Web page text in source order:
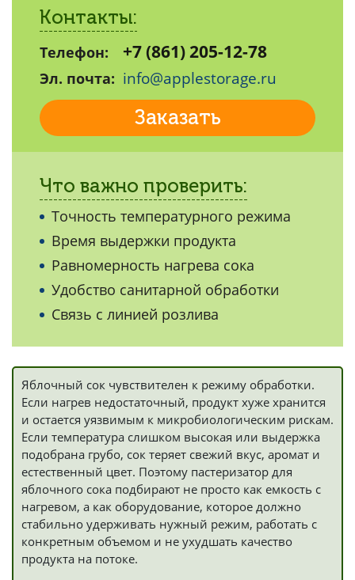
Контакты:
Телефон: +7 (861) 205-12-78
Эл. почта: info@applestorage.ru
Заказать
Что важно проверить:
Точность температурного режима
Время выдержки продукта
Равномерность нагрева сока
Удобство санитарной обработки
Связь с линией розлива
Яблочный сок чувствителен к режиму обработки.
Если нагрев недостаточный, продукт хуже хранится
и остается уязвимым к микробиологическим рискам.
Если температура слишком высокая или выдержка
подобрана грубо, сок теряет свежий вкус, аромат и
естественный цвет. Поэтому пастеризатор для
яблочного сока подбирают не просто как емкость с
нагревом, а как оборудование, которое должно
стабильно удерживать нужный режим, работать с
конкретным объемом и не ухудшать качество
продукта на потоке.